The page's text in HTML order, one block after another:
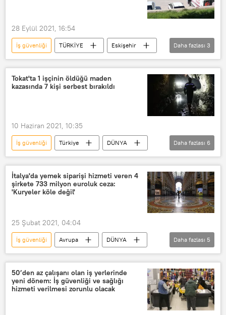
28 Eylül 2021, 16:54
İş güvenliği TÜRKİYE
Eskişehir
İş Sağlığı ve Güvenliği Yasası
asit
Fabrika
Daha fazlası 3
Tokat'ta 1 işçinin öldüğü maden
kazasında 7 kişi serbest bırakıldı
10 Haziran 2021, 10:35
İş güvenliği Türkiye
DÜNYA
Haberler
Madenci
madenciler
Madencilik
Tokat
Turhal
Daha fazlası 6
İtalya'da yemek siparişi hizmeti veren 4
şirkete 733 milyon euroluk ceza:
'Kuryeler köle değil'
25 Şubat 2021, 04:04
İş güvenliği Avrupa
DÜNYA
Haberler
İtalya
Kurye
Para cezası
Milano
Daha fazlası 5
50’den az çalışanı olan iş yerlerinde
yeni dönem: İş güvenliği ve sağlığı
hizmeti verilmesi zorunlu olacak